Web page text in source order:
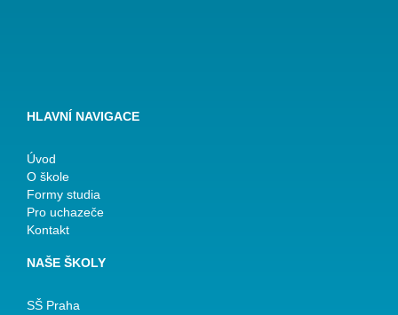
HLAVNÍ NAVIGACE
Úvod
O škole
Formy studia
Pro uchazeče
Kontakt
NAŠE ŠKOLY
SŠ Praha